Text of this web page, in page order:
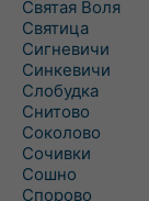
Святая Воля
Святица
Сигневичи
Синкевичи
Слобудка
Снитово
Соколово
Сочивки
Сошно
Спорово